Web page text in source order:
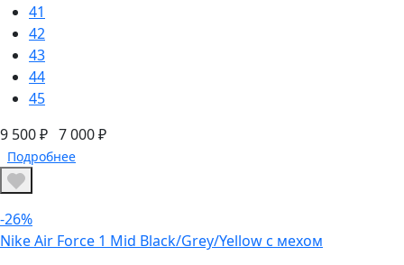
41
42
43
44
45
9 500 ₽ 7 000 ₽
Подробнее
-26%
Nike Air Force 1 Mid Black/Grey/Yellow с мехом